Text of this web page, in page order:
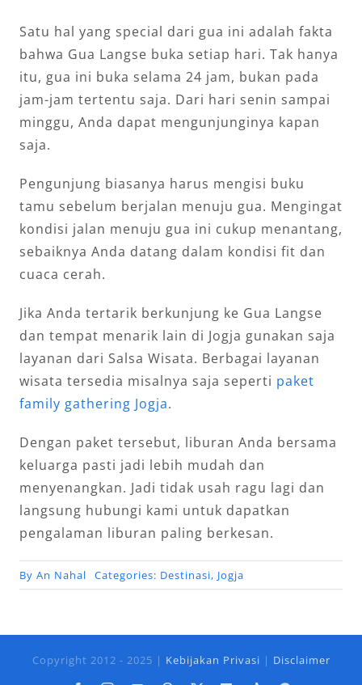
Satu hal yang special dari gua ini adalah fakta
bahwa Gua Langse buka setiap hari. Tak hanya
itu, gua ini buka selama 24 jam, bukan pada
jam-jam tertentu saja. Dari hari senin sampai
minggu, Anda dapat mengunjunginya kapan
saja.
Pengunjung biasanya harus mengisi buku
tamu sebelum berjalan menuju gua. Mengingat
kondisi jalan menuju gua ini cukup menantang,
sebaiknya Anda datang dalam kondisi fit dan
cuaca cerah.
Jika Anda tertarik berkunjung ke Gua Langse
dan tempat menarik lain di Jogja gunakan saja
layanan dari Salsa Wisata. Berbagai layanan
wisata tersedia misalnya saja seperti paket
family gathering Jogja.
Dengan paket tersebut, liburan Anda bersama
keluarga pasti jadi lebih mudah dan
menyenangkan. Jadi tidak usah ragu lagi dan
langsung hubungi kami untuk dapatkan
pengalaman liburan paling berkesan.
By An Nahal Categories: Destinasi, Jogja
Copyright 2012 - 2025 | Kebijakan Privasi | Disclaimer